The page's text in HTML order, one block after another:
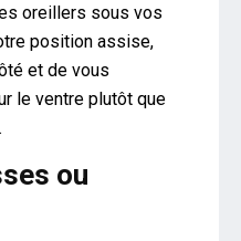
oreillers sous vos
position assise,
et de vous
le ventre plutôt que
ou